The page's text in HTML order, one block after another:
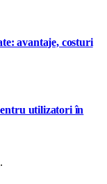
avantaje, costuri
utilizatori în
.